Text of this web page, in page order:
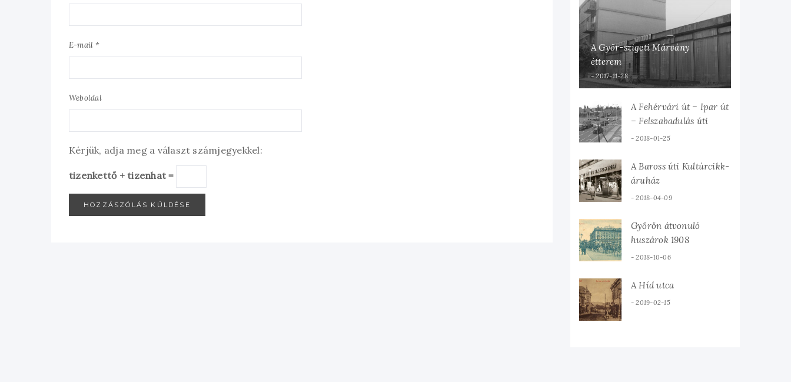
E-mail *
Weboldal
Kérjük, adja meg a választ számjegyekkel:
tizenkettő + tizenhat =
A Győr-szigeti Márvány
étterem
2017-11-28
A Fehérvári út – Ipar út
– Felszabadulás úti
csomópont
2018-01-25
A Baross úti Kultúrcikk-
áruház
2018-04-09
Győrön átvonuló
huszárok 1908
2018-10-06
A Híd utca
2019-02-15